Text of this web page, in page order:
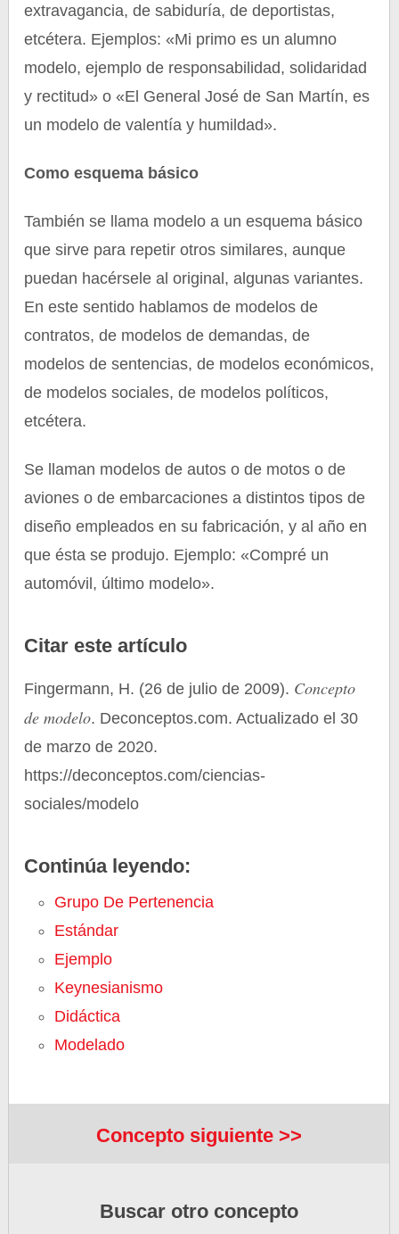
extravagancia, de sabiduría, de deportistas,
etcétera. Ejemplos: «Mi primo es un alumno
modelo, ejemplo de responsabilidad, solidaridad
y rectitud» o «El General José de San Martín, es
un modelo de valentía y humildad».
Como esquema básico
También se llama modelo a un esquema básico
que sirve para repetir otros similares, aunque
puedan hacérsele al original, algunas variantes.
En este sentido hablamos de modelos de
contratos, de modelos de demandas, de
modelos de sentencias, de modelos económicos,
de modelos sociales, de modelos políticos,
etcétera.
Se llaman modelos de autos o de motos o de
aviones o de embarcaciones a distintos tipos de
diseño empleados en su fabricación, y al año en
que ésta se produjo. Ejemplo: «Compré un
automóvil, último modelo».
Citar este artículo
Fingermann, H. (26 de julio de 2009). Concepto
de modelo. Deconceptos.com. Actualizado el 30
de marzo de 2020.
https://deconceptos.com/ciencias-
sociales/modelo
Continúa leyendo:
Grupo De Pertenencia
Estándar
Ejemplo
Keynesianismo
Didáctica
Modelado
Concepto siguiente >>
Buscar otro concepto